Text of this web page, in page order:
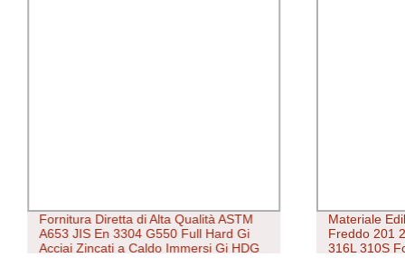
Fornitura Diretta di Alta Qualità ASTM
A653 JIS En 3304 G550 Full Hard Gi
Acciai Zincati a Caldo Immersi Gi HDG
Materiale
Freddo 201
316L 310S